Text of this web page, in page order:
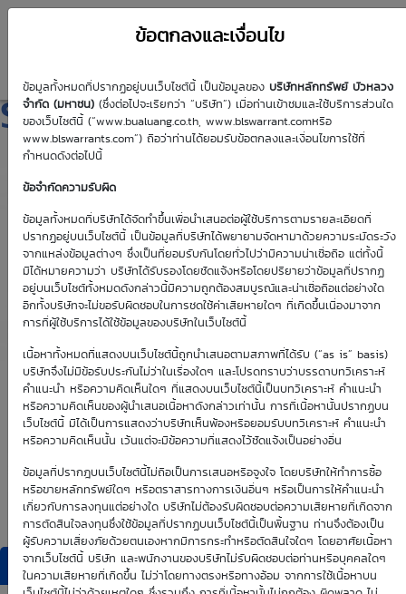
ข้อตกลงและเงื่อนไข
ข้อมูลทั้งหมดที่ปรากฏอยู่บนเว็บไซต์นี้ เป็นข้อมูลของ บริษัทหลักทรัพย์ บัวหลวง
จำกัด (มหาชน) (ซึ่งต่อไปจะเรียกว่า “บริษัท”) เมื่อท่านเข้าชมและใช้บริการส่วนใด
ของเว็บไซต์นี้ (“www.bualuang.co.th, www.blswarrant.comหรือ
www.blswarrants.com”) ถือว่าท่านได้ยอมรับข้อตกลงและเงื่อนไขการใช้ที่
กำหนดดังต่อไปนี้
ข้อจำกัดความรับผิด
ข้อมูลทั้งหมดที่บริษัทได้จัดทำขึ้นเพื่อนำเสนอต่อผู้ใช้บริการตามรายละเอียดที่
ปรากฏอยู่บนเว็บไซต์นี้ เป็นข้อมูลที่บริษัทได้พยายามจัดหามาด้วยความระมัดระวัง
จากแหล่งข้อมูลต่างๆ ซึ่งเป็นที่ยอมรับกันโดยทั่วไปว่ามีความน่าเชื่อถือ แต่ทั้งนี้
มิได้หมายความว่า บริษัทได้รับรองโดยชัดแจ้งหรือโดยปริยายว่าข้อมูลที่ปรากฏ
อยู่บนเว็บไซต์ทั้งหมดดังกล่าวนี้มีความถูกต้องสมบูรณ์และน่าเชื่อถือแต่อย่างใด
อีกทั้งบริษัทจะไม่ขอรับผิดชอบในการชดใช้ค่าเสียหายใดๆ ที่เกิดขึ้นเนื่องมาจาก
การที่ผู้ใช้บริการได้ใช้ข้อมูลของบริษัทในเว็บไซต์นี้
เนื้อหาทั้งหมดที่แสดงบนเว็บไซต์นี้ถูกนำเสนอตามสภาพที่ได้รับ (“as is” basis)
บริษัทจึงไม่มีข้อรับประกันไม่ว่าในเรื่องใดๆ และโปรดทราบว่าบรรดาบทวิเคราะห์
คำแนะนำ หรือความคิดเห็นใดๆ ที่แสดงบนเว็บไซต์นี้เป็นบทวิเคราะห์ คำแนะนำ
หรือความคิดเห็นของผู้นำเสนอเนื้อหาดังกล่าวเท่านั้น การที่เนื้อหานั้นปรากฏบน
เว็บไซต์นี้ มิได้เป็นการแสดงว่าบริษัทเห็นพ้องหรือยอมรับบทวิเคราะห์ คำแนะนำ
หรือความคิดเห็นนั้น เว้นแต่จะมีข้อความที่แสดงไว้ชัดแจ้งเป็นอย่างอื่น
ข้อมูลที่ปรากฎบนเว็บไซต์นี้ไม่ถือเป็นการเสนอหรือจูงใจ โดยบริษัทให้ทำการซื้อ
หรือขายหลักทรัพย์ใดๆ หรือตราสารทางการเงินอื่นๆ หรือเป็นการให้คำแนะนำ
เกี่ยวกับการลงทุนแต่อย่างใด บริษัทไม่ต้องรับผิดชอบต่อความเสียหายที่เกิดจาก
การตัดสินใจลงทุนซึ่งใช้ข้อมูลที่ปรากฏบนเว็บไซต์นี้เป็นพื้นฐาน ท่านจึงต้องเป็น
ผู้รับความเสี่ยงภัยด้วยตนเองหากมีการกระทำหรือตัดสินใจใดๆ โดยอาศัยเนื้อหา
จากเว็บไซต์นี้ บริษัท และพนักงานของบริษัทไม่รับผิดชอบต่อท่านหรือบุคคลใดๆ
ในความเสียหายที่เกิดขึ้น ไม่ว่าโดยทางตรงหรือทางอ้อม จากการใช้เนื้อหาบน
SCB01P2507A
วันซื้อขายวันแรก
1 ม.ค. 2513
7 ส.ค. 2569
วันซื้อขายวันสุดท้าย
1 ม.ค. 2513
Effective Gearing
0.00
Sensitivity
0.00
Time Decay
0.00 %
TTM (days)
DW Indicators